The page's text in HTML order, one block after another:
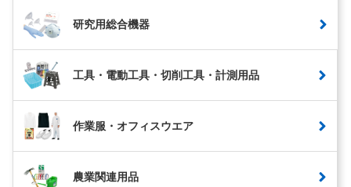
研究用総合機器
工具・電動工具・切削工具・計測用品
作業服・オフィスウエア
農業関連用品